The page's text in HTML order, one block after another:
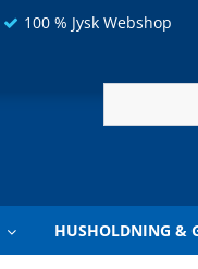
100 % Jysk Webshop
HUSHOLDNING &